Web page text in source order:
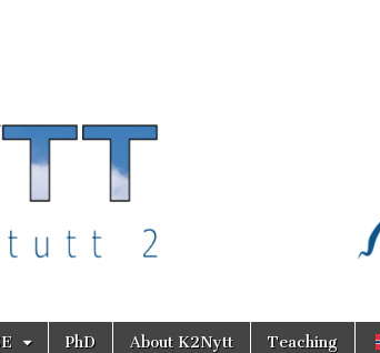
PhD About K2Nytt Teaching